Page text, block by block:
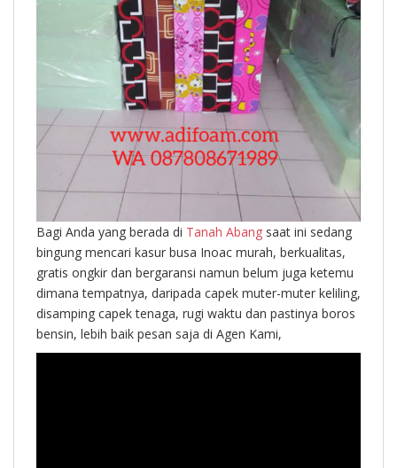
Bagi Anda yang berada di Tanah Abang saat ini sedang
bingung mencari kasur busa Inoac murah, berkualitas,
gratis ongkir dan bergaransi namun belum juga ketemu
dimana tempatnya, daripada capek muter-muter keliling,
disamping capek tenaga, rugi waktu dan pastinya boros
bensin, lebih baik pesan saja di Agen Kami,